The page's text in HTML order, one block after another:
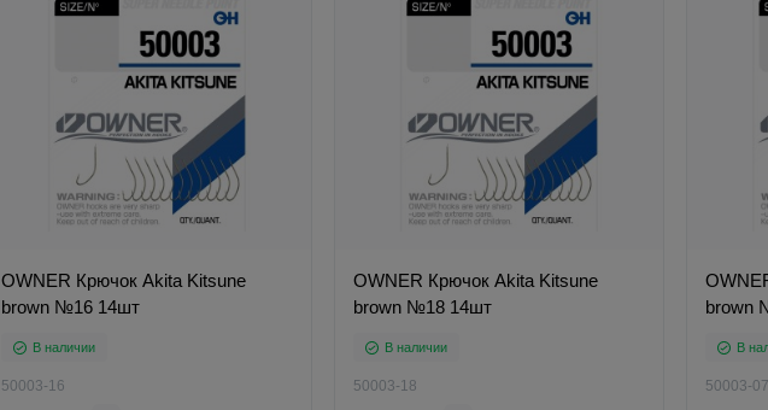
OWNER Крючок Akita Kitsune
brown №16 14шт
В наличии
50003-16
OWNER Крючок Akita Kitsune
brown №18 14шт
В наличии
50003-18
brown
В
50003-07